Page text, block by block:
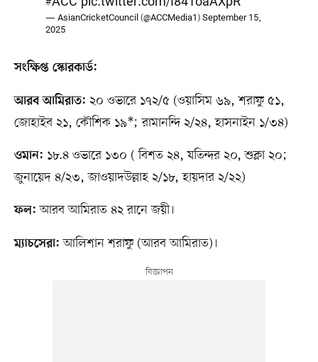
— AsianCricketCouncil (@ACCMedia1)September 15,
2025
সংক্ষিপ্ত স্কোরকার্ড:
আরব আমিরাত: ২০ ওভারে ১৭২/৫ (ওয়াসিম ৬৯, শরাফু ৫১,
জোহাইব ২১, কৌশিক ১৯*; রামানন্দি ২/২৪, হাসনাইন ১/৩৪)
ওমান: ১৮.৪ ওভারে ১৩০ ( বিশত ২৪, যতিন্দর ২০, শুক্লা ২০;
জুনায়েদ ৪/২৩, জাওয়াদউল্লাহ ২/১৮, হায়দার ২/২২)
ফল: আরব আমিরাত ৪২ রানে জয়ী।
ম্যাচসেরা: আলিশান শরাফু (আরব আমিরাত)।